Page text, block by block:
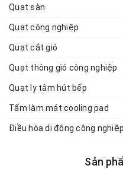
Quạt sàn
Quạt công nghiệp
Quạt cắt gió
Quạt thông gió công nghiệp
Quạt ly tâm hút bếp
Tấm làm mát cooling pad
Điều hòa di động công nghiệp
Sản